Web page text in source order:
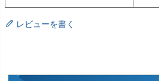
レビューを書く